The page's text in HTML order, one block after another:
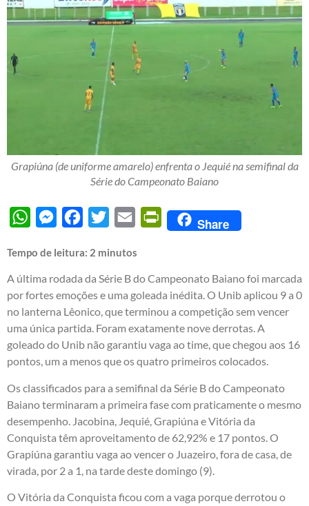
Grapiúna (de uniforme amarelo) enfrenta o Jequié na semifinal da
Série do Campeonato Baiano
WhatsAppMessengerFacebook
Twitter Email PrintFriendly
Share
Tempo de leitura: 2 minutos
A última rodada da Série B do Campeonato Baiano foi marcada
por fortes emoções e uma goleada inédita. O Unib aplicou 9 a 0
no lanterna Lêonico, que terminou a competição sem vencer
uma única partida. Foram exatamente nove derrotas. A
goleado do Unib não garantiu vaga ao time, que chegou aos 16
pontos, um a menos que os quatro primeiros colocados.
Os classificados para a semifinal da Série B do Campeonato
Baiano terminaram a primeira fase com praticamente o mesmo
desempenho. Jacobina, Jequié, Grapiúna e Vitória da
Conquista têm aproveitamento de 62,92% e 17 pontos. O
Grapiúna garantiu vaga ao vencer o Juazeiro, fora de casa, de
virada, por 2 a 1, na tarde deste domingo (9).
O Vitória da Conquista ficou com a vaga porque derrotou o